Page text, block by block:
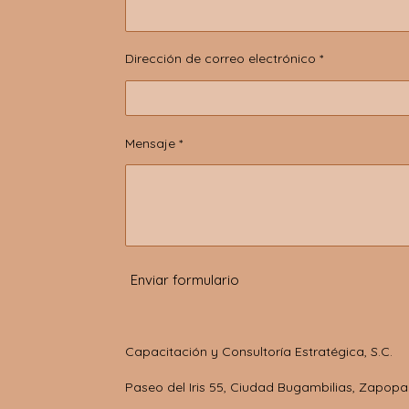
Dirección de correo electrónico *
Mensaje *
Enviar formulario
Capacitación y Consultoría Estratégica, S.C.
Paseo del Iris 55, Ciudad Bugambilias,